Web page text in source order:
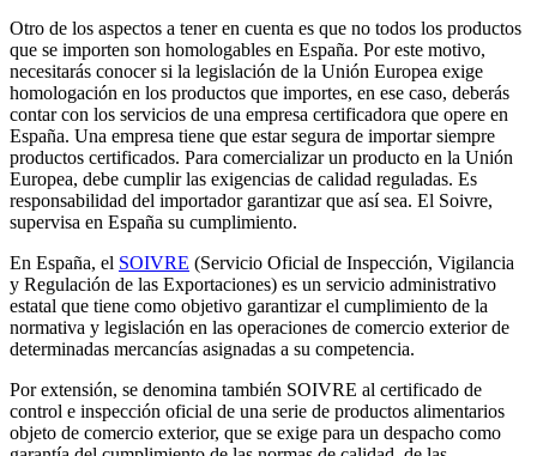
Otro de los aspectos a tener en cuenta es que no todos los productos
que se importen son homologables en España. Por este motivo,
necesitarás conocer si la legislación de la Unión Europea exige
homologación en los productos que importes, en ese caso, deberás
contar con los servicios de una empresa certificadora que opere en
España. Una empresa tiene que estar segura de importar siempre
productos certificados. Para comercializar un producto en la Unión
Europea, debe cumplir las exigencias de calidad reguladas. Es
responsabilidad del importador garantizar que así sea. El Soivre,
supervisa en España su cumplimiento.
En España, el SOIVRE (Servicio Oficial de Inspección, Vigilancia
y Regulación de las Exportaciones) es un servicio administrativo
estatal que tiene como objetivo garantizar el cumplimiento de la
normativa y legislación en las operaciones de comercio exterior de
determinadas mercancías asignadas a su competencia.
Por extensión, se denomina también SOIVRE al certificado de
control e inspección oficial de una serie de productos alimentarios
objeto de comercio exterior, que se exige para un despacho como